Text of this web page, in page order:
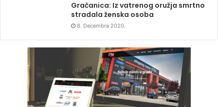
Gračanica: Iz vatrenog oružja smrtno
stradala ženska osoba
8. Decembra 2020.